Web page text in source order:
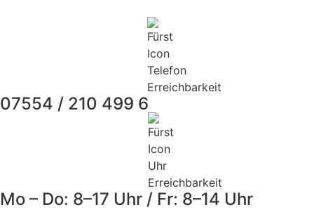
07554 / 210 499 6
Mo – Do: 8–17 Uhr / Fr: 8–14 Uhr